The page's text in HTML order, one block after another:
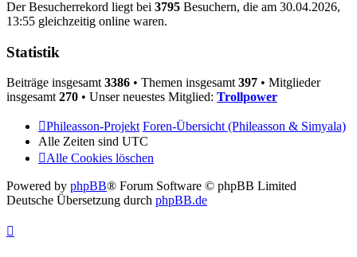
Der Besucherrekord liegt bei 3795 Besuchern, die am 30.04.2026,
13:55 gleichzeitig online waren.
Statistik
Beiträge insgesamt 3386 • Themen insgesamt 397 • Mitglieder
insgesamt 270 • Unser neuestes Mitglied: Trollpower
Phileasson-Projekt Foren-Übersicht (Phileasson & Simyala)
Alle Zeiten sind UTC
Alle Cookies löschen
Powered by phpBB® Forum Software © phpBB Limited
Deutsche Übersetzung durch phpBB.de